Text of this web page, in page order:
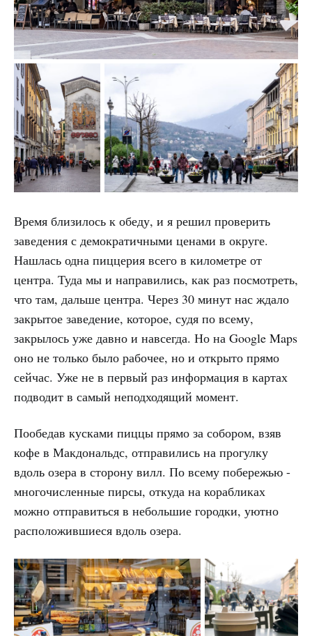
Время близилось к обеду, и я решил проверить
заведения с демократичными ценами в округе.
Нашлась одна пиццерия всего в километре от
центра. Туда мы и направились, как раз посмотреть,
что там, дальше центра. Через 30 минут нас ждало
закрытое заведение, которое, судя по всему,
закрылось уже давно и навсегда. Но на Google Maps
оно не только было рабочее, но и открыто прямо
сейчас. Уже не в первый раз информация в картах
подводит в самый неподходящий момент.
Пообедав кусками пиццы прямо за собором, взяв
кофе в Макдональдс, отправились на прогулку
вдоль озера в сторону вилл. По всему побережью -
многочисленные пирсы, откуда на корабликах
можно отправиться в небольшие городки, уютно
расположившиеся вдоль озера.